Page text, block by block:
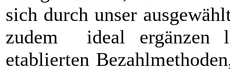
sich durch unser
zudem ideal ergänzen
etablierten